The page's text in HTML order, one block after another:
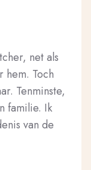
net als
hem. Toch
Tenminste,
familie. Ik
van de